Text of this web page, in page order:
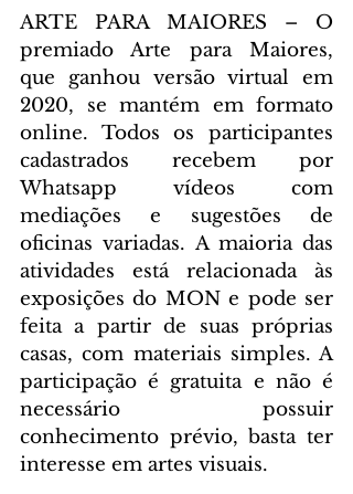
ARTE PARA MAIORES
– O
premiado Arte para Maiores,
que ganhou versão virtual em
2020, se mantém em formato
online. Todos os participantes
cadastrados recebem por
Whatsapp vídeos com
mediações e sugestões de
oficinas variadas. A maioria das
atividades está relacionada às
exposições do MON e pode ser
feita a partir de suas próprias
casas, com materiais simples. A
participação é gratuita e não é
necessário possuir
conhecimento prévio, basta ter
interesse em artes visuais.